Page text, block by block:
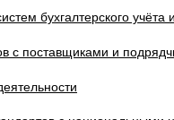
бухгалтерского учёта
с поставщиками и